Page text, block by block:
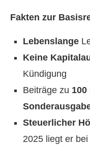
Fakten zur
Lebenslange
Keine
Kündigung
Beiträge zu
Steuerlicher
2025 liegt er